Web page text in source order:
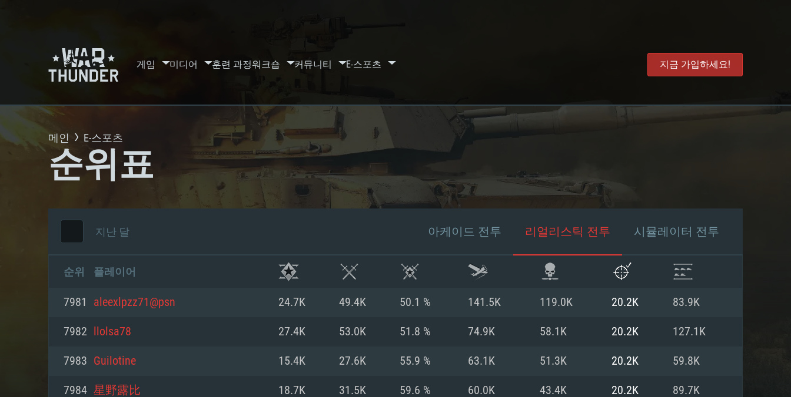
게임 미디어 훈련 과정워크숍 커뮤니티 E-스포츠 지금 가입하세요!
메인 E-스포츠
순위표
지난 달 아케이드 전투 리얼리스틱 전투 시뮬레이터 전투
순위 플레이어
7981 aleexlpzz71@psn 24.7K 49.4K 50.1 % 141.5K 119.0K 20.2K 83.9K
7982 llolsa78 27.4K 53.0K 51.8 % 74.9K 58.1K 20.2K 127.1K
7983 Guilotine 15.4K 27.6K 55.9 % 63.1K 51.3K 20.2K 59.8K
7984 星野露比 18.7K 31.5K 59.6 % 60.0K 43.4K 20.2K 89.7K